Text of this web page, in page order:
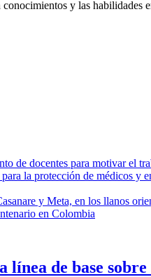
y las
docentes para motivar el
la protección de médicos y
y Meta, en los llanos
en Colombia
línea de base